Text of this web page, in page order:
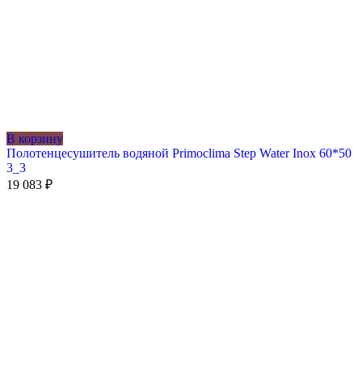
В корзину
Полотенцесушитель водяной Primoclima Step Water Inox 60*50
3_3
19 083 ₽